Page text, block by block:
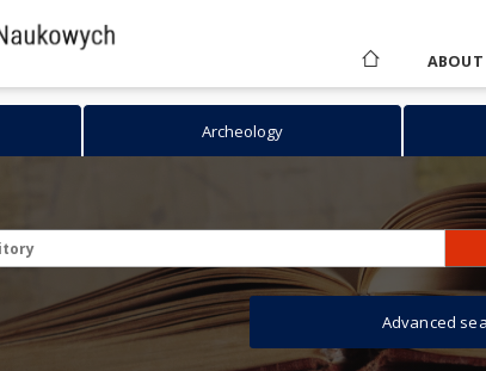
ABOUT
Archeology
Advanced